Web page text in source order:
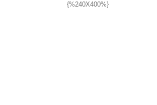
{%240X400%}